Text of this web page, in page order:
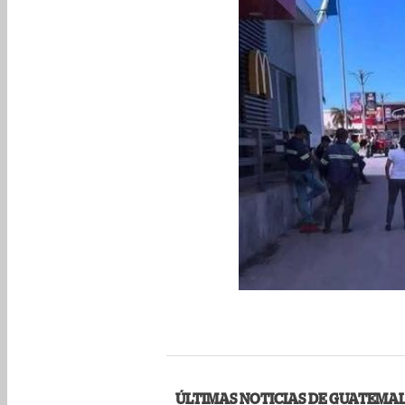
ÚLTIMAS NOTICIAS DE